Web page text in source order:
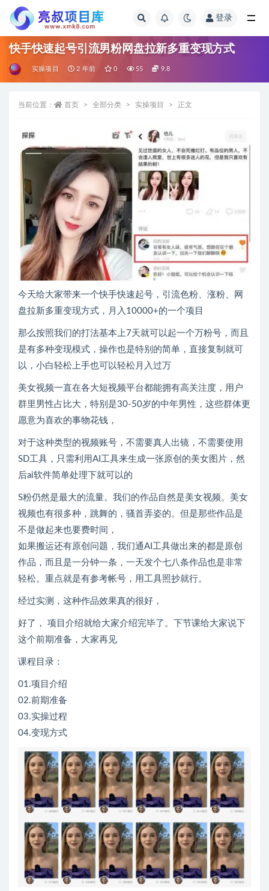
登录
快手快速起号引流男粉网盘拉新多重变现方式
实操项目 2 年前 0 55 9.8
当前位置： 首页 全部分类 实操项目 正文
今天给大家带来一个快手快速起号，引流色粉、涨粉、网
盘拉新多重变现方式，月入10000+的一个项目
那么按照我们的打法基本上7天就可以起一个万粉号，而且
是有多种变现模式，操作也是特别的简单，直接复制就可
以，小白轻松上手也可以轻松月入过万
美女视频一直在各大短视频平台都能拥有高关注度，用户
群里男性占比大，特别是30-50岁的中年男性，这些群体更
愿意为喜欢的事物花钱，
对于这种类型的视频账号，不需要真人出镜，不需要使用
SD工具，只需利用AI工具来生成一张原创的美女图片，然
后ai软件简单处理下就可以的
S粉仍然是最大的流量。我们的作品自然是美女视频。美女
视频也有很多种，跳舞的，骚首弄姿的。但是那些作品是
不是做起来也要费时间，
如果搬运还有原创问题，我们通AI工具做出来的都是原创
作品，而且是一分钟一条，一天发个七八条作品也是非常
轻松。重点就是有参考帐号，用工具照抄就行。
经过实测，这种作品效果真的很好，
好了， 项目介绍就给大家介绍完毕了。下节课给大家说下
这个前期准备，大家再见
课程目录：
01.项目介绍
02.前期准备
03.实操过程
04.变现方式